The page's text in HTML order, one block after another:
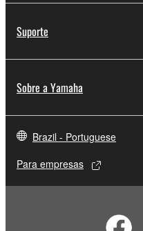
Suporte
Sobre a Yamaha
Brazil - Portuguese
Para empresas